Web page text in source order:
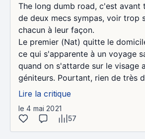
The long dumb road, c'est avant
de deux mecs sympas, voir trop
chacun à leur façon.
Le premier (Nat) quitte le
ce qui s'apparente à un voyage
quand on s'attarde sur le visage
géniteurs. Pourtant, rien de très
Lire la critique
le 4 mai 2021
57